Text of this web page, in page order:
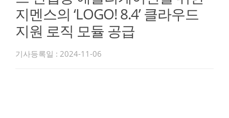
지멘스의 ‘LOGO! 8.4’ 클라우드
지원 로직 모듈 공급
기사등록일 : 2024-11-06